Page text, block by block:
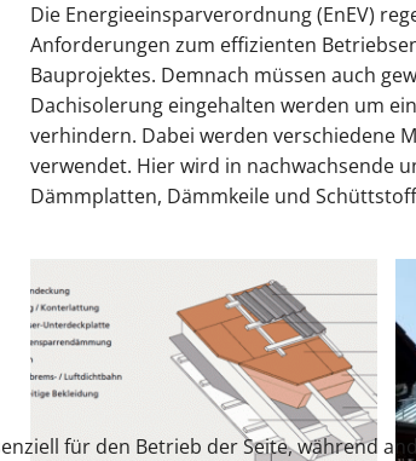
Die Energieeinsparverordnung (EnEV)
Anforderungen zum effizienten
Bauprojektes. Demnach müssen auch
Dachisolerung eingehalten werden um
verhindern. Dabei werden verschiedene
verwendet. Hier wird in nachwachsende
Dämmplatten, Dämmkeile und
für den Betrieb der Seite, während